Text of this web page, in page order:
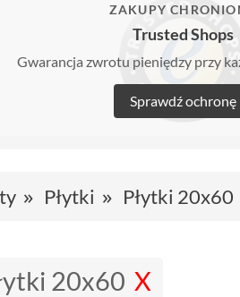
ZAKUPY
Trusted Shops
Gwarancja zwrotu pieniędzy przy
Sprawdź ochronę
Płytki Płytki 20x60
20x60